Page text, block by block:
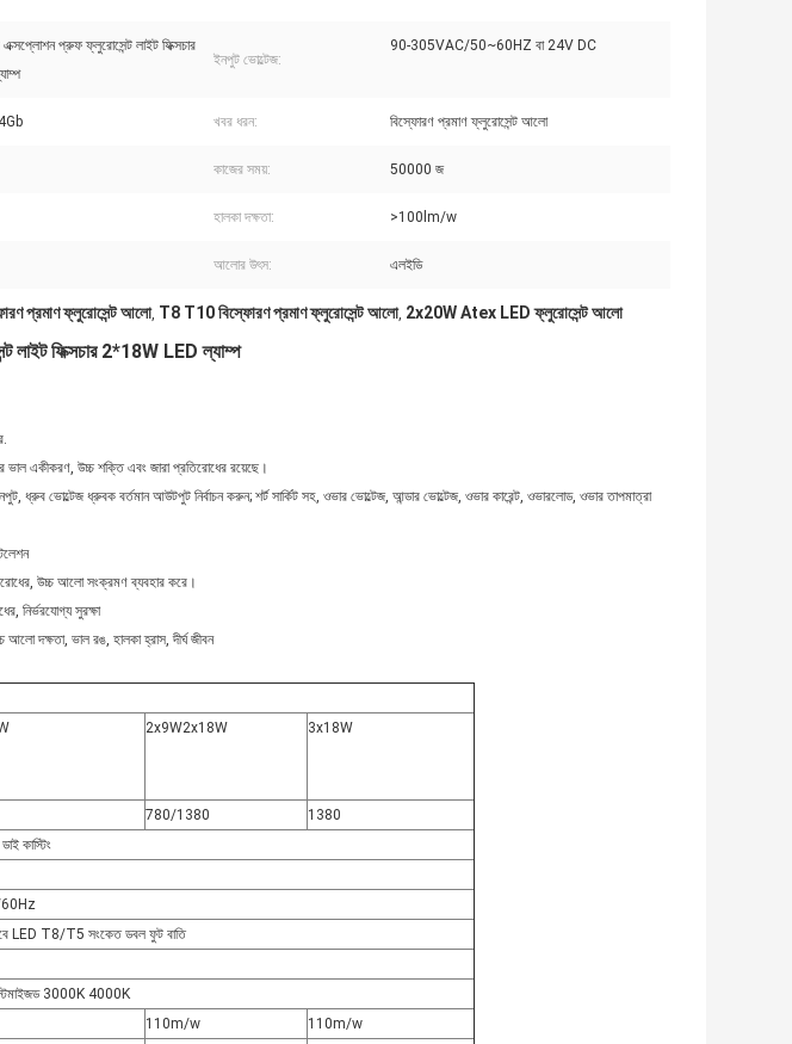
এক্সপ্লোশন প্রুফ ফ্লুরোসেন্ট লাইট ফিক্সচার
ইনপুট ভোল্টেজ:
90-305VAC/50~60HZ বা 24V DC
খবর ধরন: বিস্ফোরণ প্রমাণ ফ্লুরোসেন্ট আলো
কাজের সময়: 50000 জ
হালকা দক্ষতা: >100lm/w
আলোর উৎস: এলইডি
প্রমাণ ফ্লুরোসেন্ট আলো, T8 T10 বিস্ফোরণ প্রমাণ ফ্লুরোসেন্ট আলো, 2x20W Atex LED ফ্লুরোসেন্ট আলো
লাইট ফিক্সচার 2*18W LED ল্যাম্প
ভাল একীকরণ, উচ্চ শক্তি এবং জারা প্রতিরোধের রয়েছে।
ধ্রুব ভোল্টেজ ধ্রুবক বর্তমান আউটপুট নির্বাচন করুন; শর্ট সার্কিট সহ, ওভার ভোল্টেজ, আন্ডার ভোল্টেজ, ওভার কারেন্ট, ওভারলোড, ওভার তাপমাত্রা
উচ্চ আলো সংক্রমণ ব্যবহার করে।
নির্ভরযোগ্য সুরক্ষা
দক্ষতা, ভাল রঙ, হালকা হ্রাস, দীর্ঘ জীবন
2x9W2x18W 3x18W
780/1380
1380
কাস্টিং
LED T8/T5 সংকেত ডবল ফুট বাতি
3000K 4000K
110m/w
110m/w